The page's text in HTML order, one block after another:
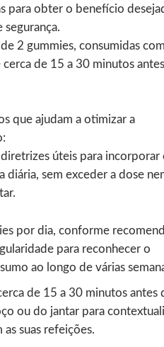
para obter o benefício
2 gummies, consumidas
de 15 a 30 minutos
que ajudam a otimizar a
úteis para incorporar
diária, sem exceder a dose
por dia, conforme
para reconhecer o
ao longo de várias
de 15 a 30 minutos antes
ou do jantar para
as suas refeições.